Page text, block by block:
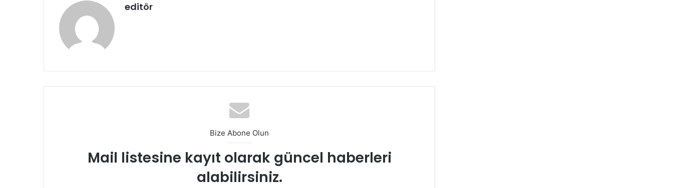
editör
Bize Abone Olun
Mail listesine kayıt olarak güncel haberleri
alabilirsiniz.